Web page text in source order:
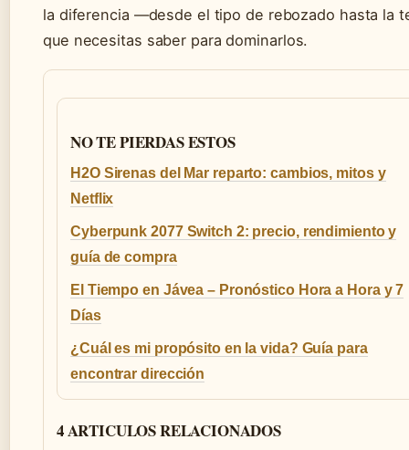
la diferencia —desde el tipo de rebozado hasta la
que necesitas saber para dominarlos.
NO TE PIERDAS ESTOS
H2O Sirenas del Mar reparto: cambios, mitos y
Netflix
Cyberpunk 2077 Switch 2: precio, rendimiento y
guía de compra
El Tiempo en Jávea – Pronóstico Hora a Hora y 7
Días
¿Cuál es mi propósito en la vida? Guía para
encontrar dirección
4 ARTICULOS RELACIONADOS